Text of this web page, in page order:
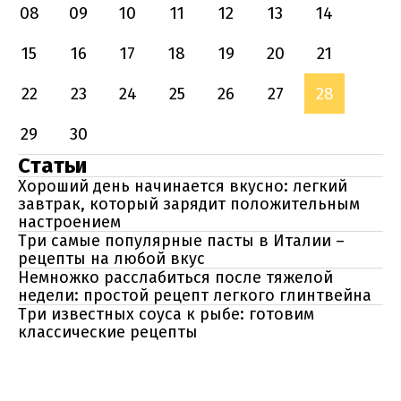
08 09 10 11 12 13
14
15
16 17 18 19 20
21
22
23 24 25 26 27
28
29
30
Статьи
Хороший день начинается вкусно: легкий
завтрак, который зарядит положительным
настроением
Три самые популярные пасты в Италии –
рецепты на любой вкус
Немножко расслабиться после тяжелой
недели: простой рецепт легкого глинтвейна
Три известных соуса к рыбе: готовим
классические рецепты